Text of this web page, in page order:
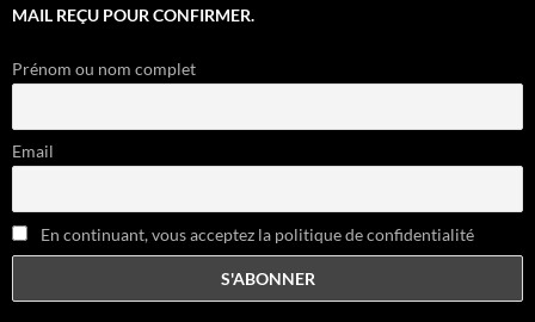
MAIL REÇU POUR CONFIRMER.
Prénom ou nom complet
Email
En continuant, vous acceptez la politique de confidentialité